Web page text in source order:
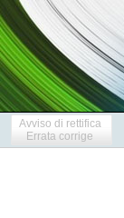
Avviso di rettifica
Errata corrige